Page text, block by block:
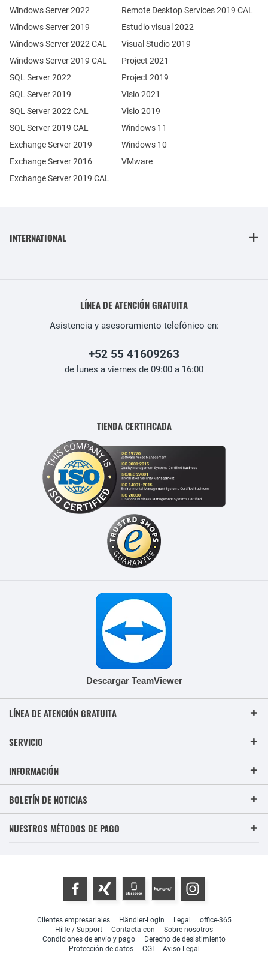
Windows Server 2022
Windows Server 2019
Exchange Server 2019
Exchange Server 2016
SQL Server 2022
SQL Server 2019
Windows Server 2022 CAL
Windows Server 2019 CAL
SQL Server 2022 CAL
SQL Server 2019 CAL
Remote Desktop Services 2019 CAL
Exchange Server 2019 CAL
Estudio visual 2022
Visual Studio 2019
Project 2021
Project 2019
Visio 2021
Visio 2019
Windows 11
Windows 10
VMware
INTERNATIONAL
LÍNEA DE ATENCIÓN GRATUITA
Asistencia y asesoramiento telefónico en:
+52 55 41609263
de lunes a viernes de 09:00 a 16:00
TIENDA CERTIFICADA
Descargar TeamViewer
LÍNEA DE ATENCIÓN GRATUITA
SERVICIO
INFORMACIÓN
BOLETÍN DE NOTICIAS
NUESTROS MÉTODOS DE PAGO
Clientes empresariales Händler-Login Legal
office-365
Hilfe / Support
Contacta con
Sobre nosotros
Condiciones de envío y pago
Derecho de desistimiento
Protección de datos
CGI Aviso Legal